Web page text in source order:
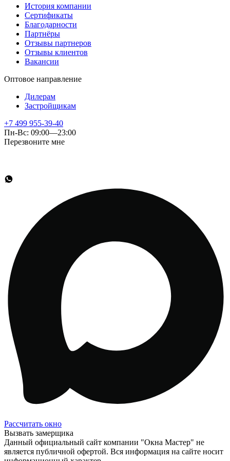
История компании
Сертификаты
Благодарности
Партнёры
Отзывы партнеров
Отзывы клиентов
Вакансии
Оптовое направление
Дилерам
Застройщикам
+7 499 955-39-40
Пн-Вс: 09:00—23:00
Перезвоните мне
Рассчитать окно
Вызвать замерщика
Данный официальный сайт компании "Окна Мастер" не
является публичной офертой. Вся информация на сайте носит